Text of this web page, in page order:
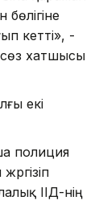
кетті», -
хатшысы
екі
полиция
ІІД-нің